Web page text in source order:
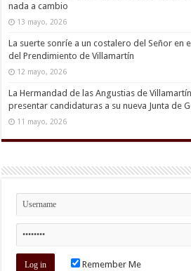
nada a cambio
13 mayo, 2026
La suerte sonríe a un costalero del Señor en
del Prendimiento de Villamartín
12 mayo, 2026
La Hermandad de las Angustias de
presentar candidaturas a su nueva Junta de
11 mayo, 2026
Remember Me